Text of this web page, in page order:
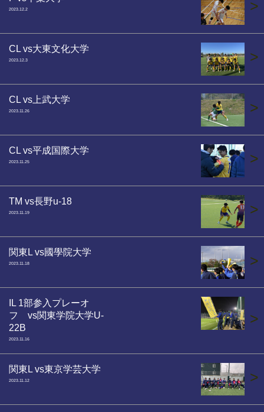
2023.12.2 >
CL vs大東文化大学
2023.12.3 >
CL vs上武大学
2023.11.26 >
CL vs平成国際大学
2023.11.25 >
TM vs長野u-18
2023.11.19 >
関東L vs國學院大学
2023.11.18 >
IL 1部参入プレーオ
フ vs関東学院大学U-
22B
2023.11.16
>
関東L vs東京学芸大学
2023.11.12 >